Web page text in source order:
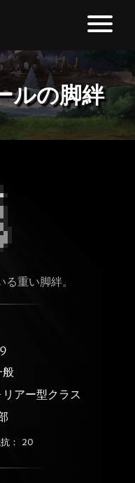
ルの脚絆
重い脚絆。
般
アー型クラス
： 20